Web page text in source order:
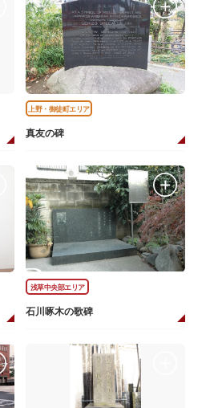
上野・御徒町エリア
真友の碑
浅草中央部エリア
石川啄木の歌碑